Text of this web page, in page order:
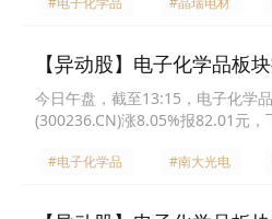
【异动股】电子化学品板
今日午盘，截至13:15，电子化学
(300236.CN)涨8.05%报82.01元
#电子化学品 #南大光电